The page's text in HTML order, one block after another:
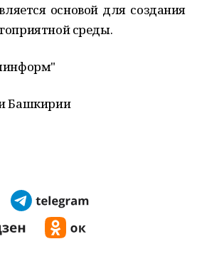
основой для создания
среды.
Башкирии